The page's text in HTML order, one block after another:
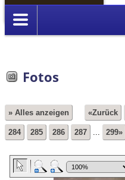
Anmelden
Fotos
» Alles anzeigen «Zurück
284 285 286 287 ... 299»